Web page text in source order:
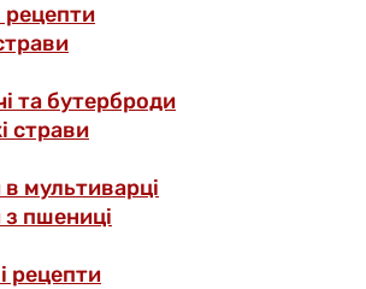
рецепти
та бутерброди
страви
мультиварці
пшениці
рецепти